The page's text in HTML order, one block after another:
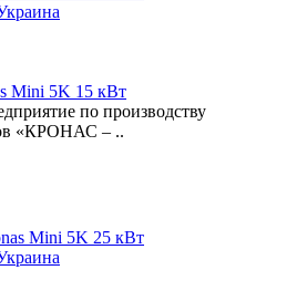
Mini 5K 15 кВт
по производству
«КРОНАС – ..